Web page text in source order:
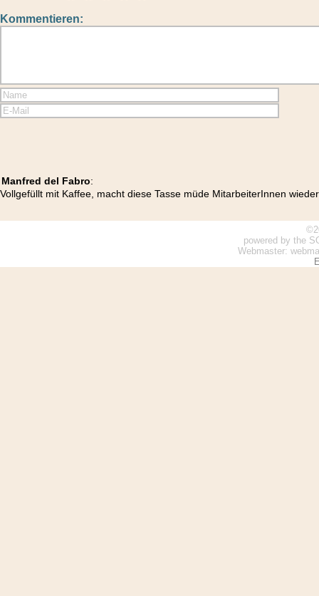
Kommentieren:
Manfred del Fabro:
Vollgefüllt mit Kaffee, macht diese Tasse müde MitarbeiterInnen
powered by the
Webmaster: